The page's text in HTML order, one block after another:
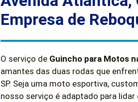
Empresa de
O serviço de Guincho para Motos
amantes das duas rodas que
SP. Seja uma moto esportiva,
nosso serviço é adaptado para